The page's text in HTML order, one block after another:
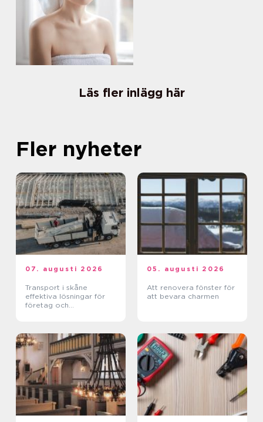
Läs fler inlägg här
Fler nyheter
07. augusti 2026
Transport i skåne
effektiva lösningar för
företag och
05. augusti 2026
Att renovera fönster för
att bevara charmen